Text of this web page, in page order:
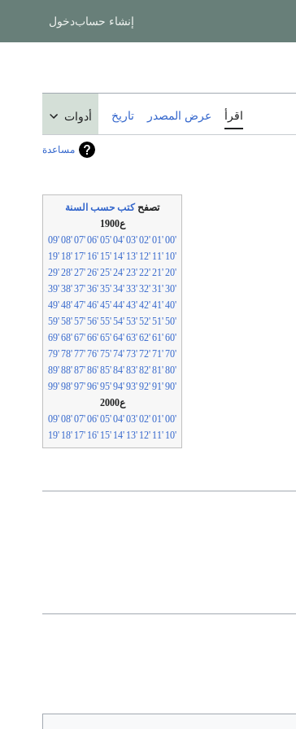
إنشاء حسابدخول
اقرأ عرض المصدر تاريخ أدوات
مساعدة
تصفحكتب حسب السنة
ع1900
'00
'01
'02
'03
'04
'05
'06
'07
'08
'09
'10
'11
'12
'13
'14
'15
'16
'17
'18
'19
'20
'21
'22
'23
'24
'25
'26
'27
'28
'29
'30
'31
'32
'33
'34
'35
'36
'37
'38
'39
'40
'41
'42
'43
'44
'45
'46
'47
'48
'49
'50
'51
'52
'53
'54
'55
'56
'57
'58
'59
'60
'61
'62
'63
'64
'65
'66
'67
'68
'69
'70
'71
'72
'73
'74
'75
'76
'77
'78
'79
'80
'81
'82
'83
'84
'85
'86
'87
'88
'89
'90
'91
'92
'93
'94
'95
'96
'97
'98
'99
ع2000
'00
'01
'02
'03
'04
'05
'06
'07
'08
'09
'10
'11
'12
'13
'14
'15
'16
'17
'18
'19